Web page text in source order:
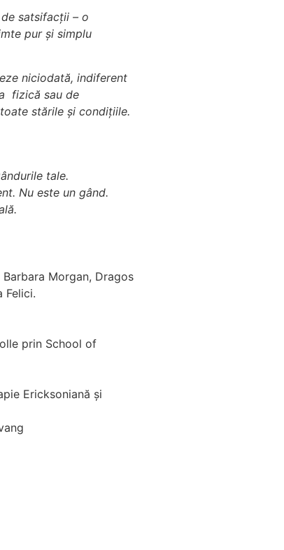
satsifacții – o
pur și simplu
niciodată, indiferent
fizică sau de
stările și condițiile.
tale.
Nu este un gând.
Morgan, Dragos
Felici.
prin School of
Ericksoniană și